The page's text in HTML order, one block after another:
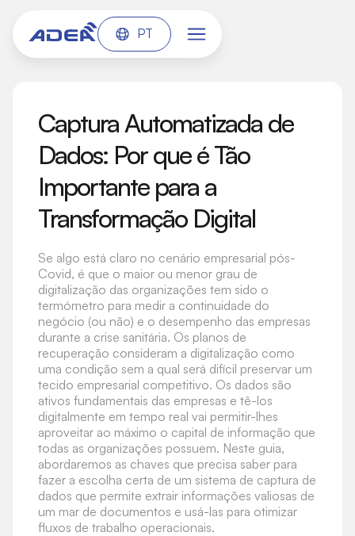
PT
Captura Automatizada de
Dados: Por que é Tão
Importante para a
Transformação Digital
Se algo está claro no cenário empresarial pós-
Covid, é que o maior ou menor grau de
digitalização das organizações tem sido o
termómetro para medir a continuidade do
negócio (ou não) e o desempenho das empresas
durante a crise sanitária. Os planos de
recuperação consideram a digitalização como
uma condição sem a qual será difícil preservar um
tecido empresarial competitivo. Os dados são
ativos fundamentais das empresas e tê-los
digitalmente em tempo real vai permitir-lhes
aproveitar ao máximo o capital de informação que
todas as organizações possuem. Neste guia,
abordaremos as chaves que precisa saber para
fazer a escolha certa de um sistema de captura de
dados que permite extrair informações valiosas de
um mar de documentos e usá-las para otimizar
fluxos de trabalho operacionais.